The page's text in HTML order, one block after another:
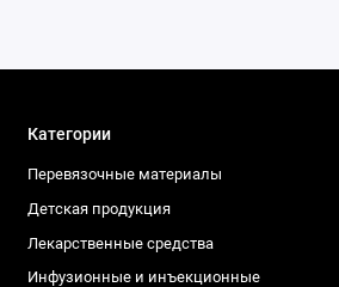
Категории
Перевязочные материалы
Детская продукция
Лекарственные средства
Инфузионные и инъекционные